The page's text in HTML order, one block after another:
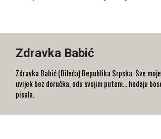
Zdravka Babić
Zdravka Babić (Bileća) Republika Srpska. Sve
uvijek bez doručka, odu svojim putem… hodaju
pisala.